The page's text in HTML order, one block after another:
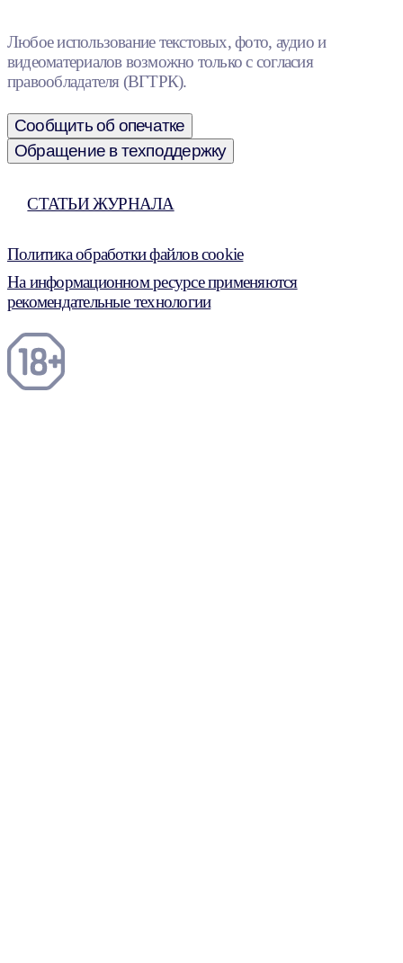
Любое использование текстовых, фото, аудио и
видеоматериалов возможно только с согласия
правообладателя (ВГТРК).
Сообщить об опечатке
Обращение в техподдержку
СТАТЬИ ЖУРНАЛА
Политика обработки файлов cookie
На информационном ресурсе применяются
рекомендательные технологии